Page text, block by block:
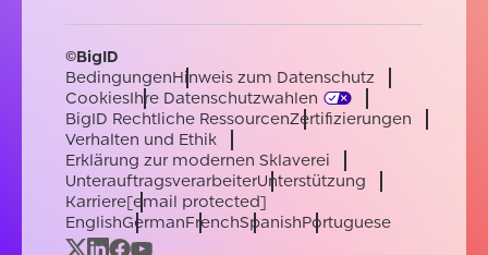
©BigID
BedingungenHinweis zum Datenschutz
CookiesIhre Datenschutzwahlen
BigID Rechtliche RessourcenZertifizierungen
Verhalten und Ethik
Erklärung zur modernen Sklaverei
UnterauftragsverarbeiterUnterstützung
Karriere[email protected]
EnglishGermanFrenchSpanishPortuguese